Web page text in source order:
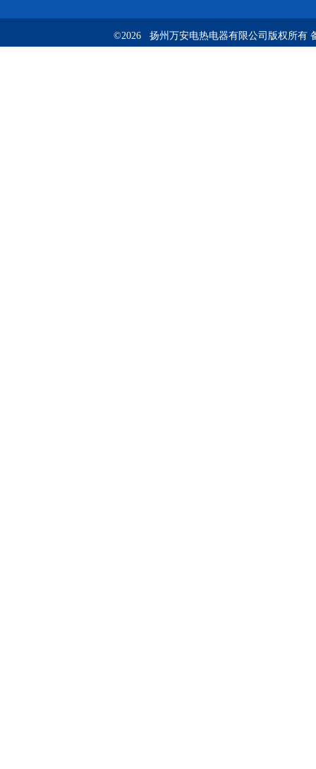
©2026 扬州万安电热电器有限公司版权所有